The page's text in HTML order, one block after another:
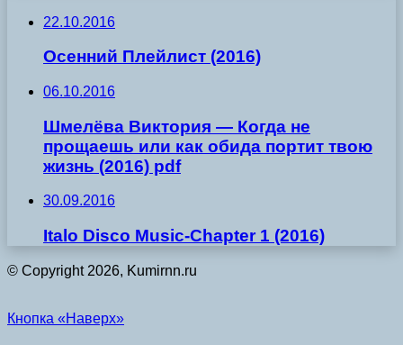
22.10.2016
Осенний Плейлист (2016)
06.10.2016
Шмелёва Виктория — Когда не
прощаешь или как обида портит твою
жизнь (2016) pdf
30.09.2016
Italo Disco Music-Chapter 1 (2016)
© Copyright 2026, Kumirnn.ru
Кнопка «Наверх»